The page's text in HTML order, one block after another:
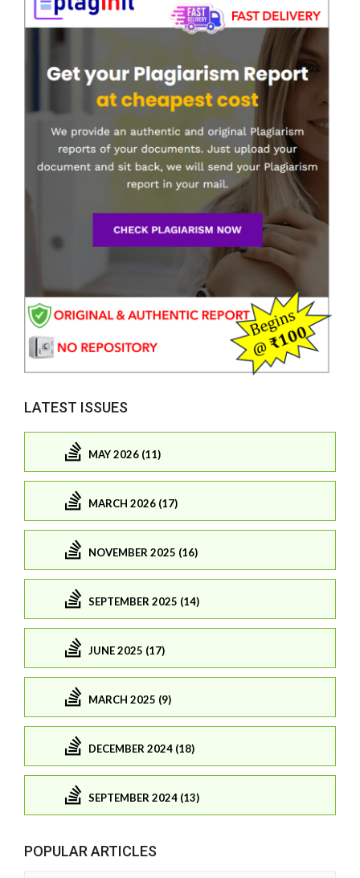
LATEST ISSUES
MAY 2026 (11)
MARCH 2026 (17)
NOVEMBER 2025 (16)
SEPTEMBER 2025 (14)
JUNE 2025 (17)
MARCH 2025 (9)
DECEMBER 2024 (18)
SEPTEMBER 2024 (13)
POPULAR ARTICLES